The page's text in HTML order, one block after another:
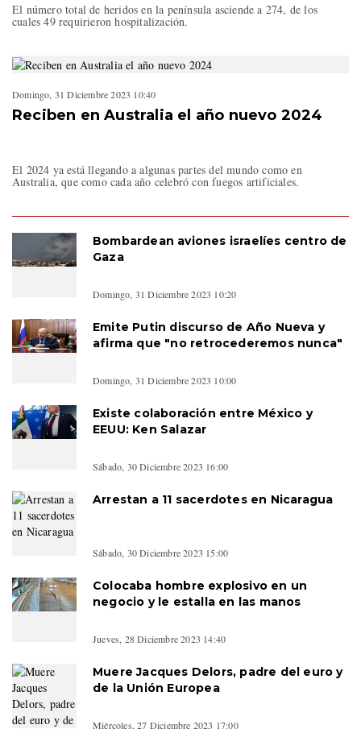
El número total de heridos en la península asciende a 274, de los
cuales 49 requirieron hospitalización.
Domingo, 31 Diciembre 2023 10:40
Reciben en Australia el año nuevo 2024
El 2024 ya está llegando a algunas partes del mundo como en
Australia, que como cada año celebró con fuegos artificiales.
Bombardean aviones israelíes centro de
Gaza
Domingo, 31 Diciembre 2023 10:20
Emite Putin discurso de Año Nueva y
afirma que "no retrocederemos nunca"
Domingo, 31 Diciembre 2023 10:00
Existe colaboración entre México y
EEUU: Ken Salazar
Sábado, 30 Diciembre 2023 16:00
Arrestan a 11 sacerdotes en Nicaragua
Sábado, 30 Diciembre 2023 15:00
Colocaba hombre explosivo en un
negocio y le estalla en las manos
Jueves, 28 Diciembre 2023 14:40
Muere Jacques Delors, padre del euro y
de la Unión Europea
Miércoles, 27 Diciembre 2023 17:00